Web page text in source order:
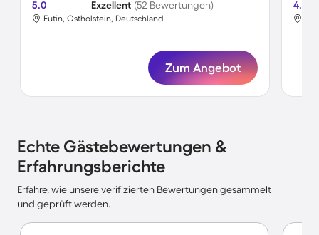
5.0 Exzellent (52 Bewertungen)
Eutin, Ostholstein, Deutschland
Zum Angebot
4.6
Echte Gästebewertungen &
Erfahrungsberichte
Erfahre, wie unsere verifizierten Bewertungen gesammelt
und geprüft werden.